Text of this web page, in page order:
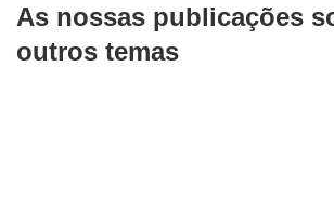
As nossas publicações
outros temas